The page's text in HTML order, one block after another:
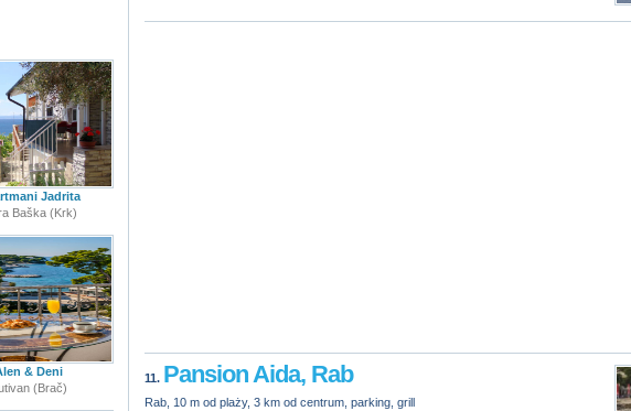
11. Pansion Aida, Rab
Rab, 10 m od plaży, 3 km od centrum, parking, grill
Jadrita
Baška (Krk)
& Deni
(Brač)